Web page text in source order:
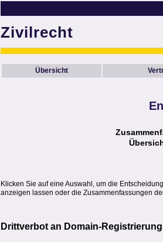
Zivilrecht
Übersicht
Klicken Sie auf eine Auswahl, um die
anzeigen lassen oder die Zusammenfassungen
Drittverbot an Domain-